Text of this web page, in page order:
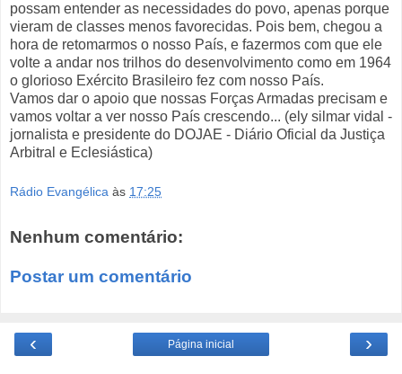
possam entender as necessidades do povo, apenas porque
vieram de classes menos favorecidas. Pois bem, chegou a
hora de retomarmos o nosso País, e fazermos com que ele
volte a andar nos trilhos do desenvolvimento como em 1964
o glorioso Exército Brasileiro fez com nosso País.
Vamos dar o apoio que nossas Forças Armadas precisam e
vamos voltar a ver nosso País crescendo... (ely silmar vidal -
jornalista e presidente do DOJAE - Diário Oficial da Justiça
Arbitral e Eclesiástica)
Rádio Evangélica às 17:25
Nenhum comentário:
Postar um comentário
‹ ›
Página inicial